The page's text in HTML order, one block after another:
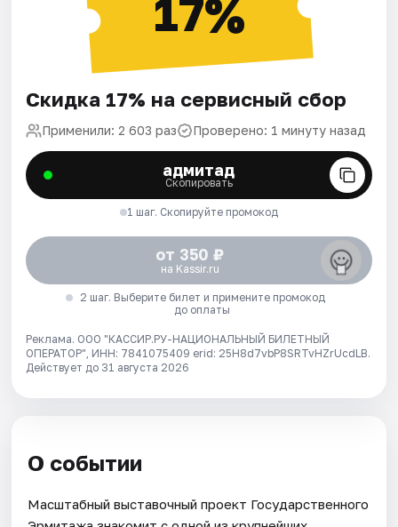
17%
Скидка 17% на сервисный сбор
Применили: 2 603 раз Проверено: 1 минуту назад
адмитад
Скопировать
1 шаг. Скопируйте промокод
от 350 ₽
на Kassir.ru
2 шаг. Выберите билет и примените промокод
до оплаты
Реклама. ООО "КАССИР.РУ-НАЦИОНАЛЬНЫЙ БИЛЕТНЫЙ
ОПЕРАТОР", ИНН: 7841075409 erid: 25H8d7vbP8SRTvHZrUcdLB.
Действует до 31 августа 2026
О событии
Масштабный выставочный проект Государственного